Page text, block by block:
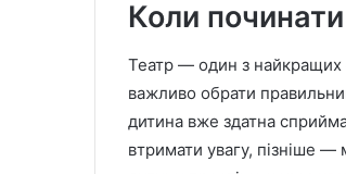
Коли
Театр — один з найкращих
важливо обрати
дитина вже здатна
втримати увагу, пізніше —